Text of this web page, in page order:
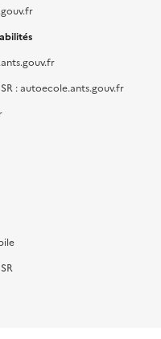
: autoecole.ants.gouv.fr